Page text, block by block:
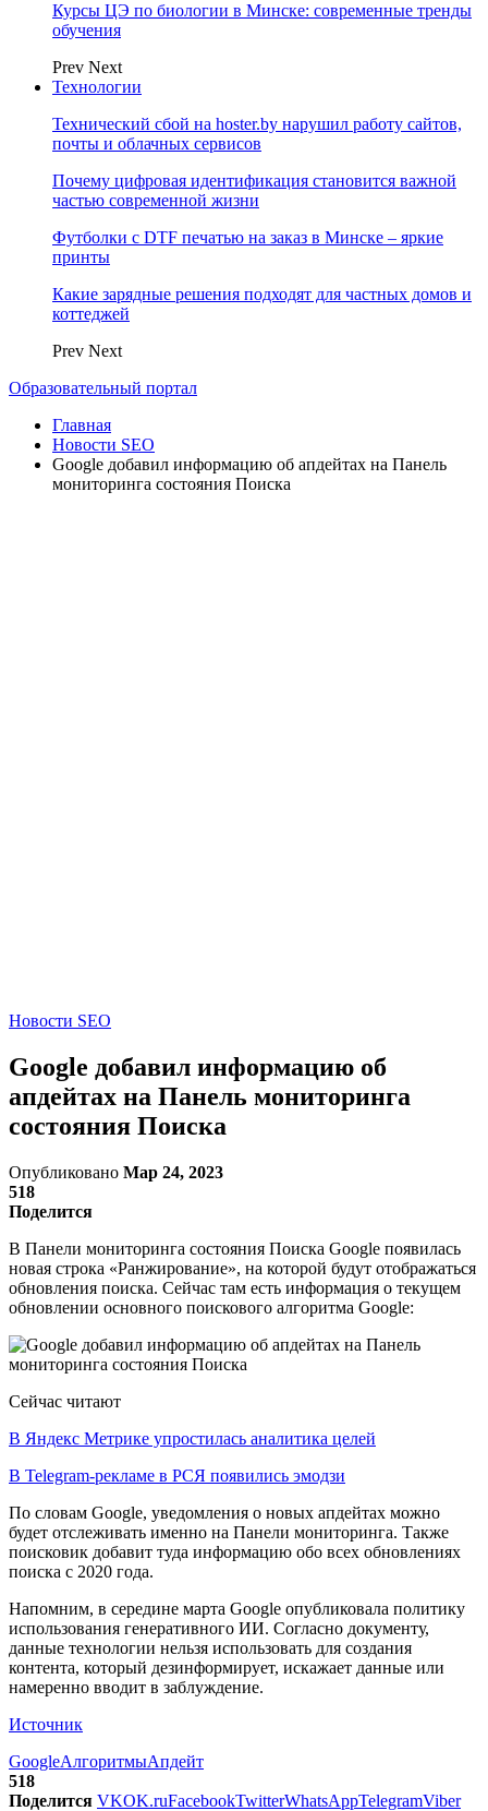
Курсы ЦЭ по биологии в Минске: современные тренды
обучения
Prev Next
Технологии
Технический сбой на hoster.by нарушил работу сайтов,
почты и облачных сервисов
Почему цифровая идентификация становится важной
частью современной жизни
Футболки с DTF печатью на заказ в Минске – яркие
принты
Какие зарядные решения подходят для частных домов и
коттеджей
Prev Next
Образовательный портал
Главная
Новости SEO
Google добавил информацию об апдейтах на Панель
мониторинга состояния Поиска
Новости SEO
Google добавил информацию об
апдейтах на Панель мониторинга
состояния Поиска
Опубликовано Мар 24, 2023
518
Поделится
В Панели мониторинга состояния Поиска Google появилась
новая строка «Ранжирование», на которой будут отображаться
обновления поиска. Сейчас там есть информация о текущем
обновлении основного поискового алгоритма Google:
Сейчас читают
В Яндекс Метрике упростилась аналитика целей
В Telegram-рекламе в РСЯ появились эмодзи
По словам Google, уведомления о новых апдейтах можно
будет отслеживать именно на Панели мониторинга. Также
поисковик добавит туда информацию обо всех обновлениях
поиска с 2020 года.
Напомним, в середине марта Google опубликовала политику
использования генеративного ИИ. Согласно документу,
данные технологии нельзя использовать для создания
контента, который дезинформирует, искажает данные или
намеренно вводит в заблуждение.
Источник
GoogleАлгоритмыАпдейт
518
Поделится VKOK.ruFacebookTwitterWhatsAppTelegramViber